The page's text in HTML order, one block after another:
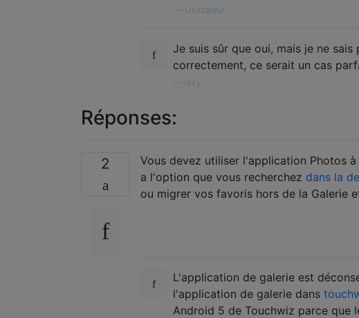
Utilisateur
Je suis sûr que oui, mais je ne
correctement, ce serait un cas
Izzy
Réponses:
2 Vous devez utiliser l'application Photos
a l'option que vous recherchez dans la
ou migrer vos favoris hors de la Galerie
L'application de galerie est
l'application de galerie dans
Android 5 de Touchwiz parce que